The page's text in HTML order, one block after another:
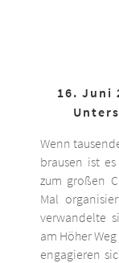
16. Juni
Wenn
brausen ist
zum großen
Mal
verwandelte
am Höher
engagieren